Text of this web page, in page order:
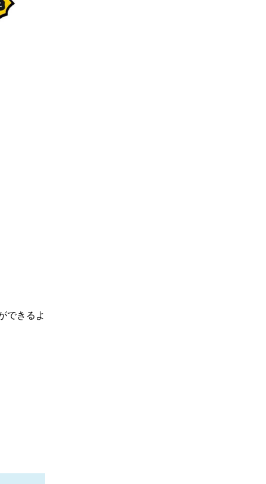
できるよ